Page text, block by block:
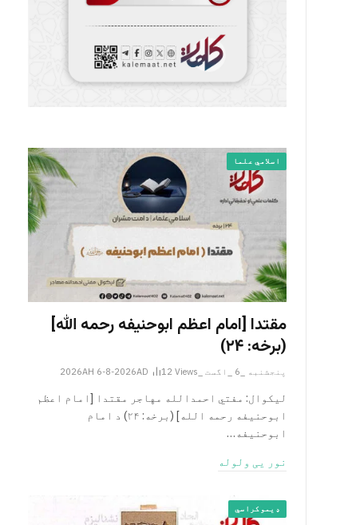
اسلامي علما
مقتدا [امام اعظم ابوحنیفه رحمه الله‎]
(برخه: ۲۴)
پنجشنبه _6 _اگست _2026AH 6-8-2026AD 12 Views
لیکوال: مفتي احمدالله مهاجر مقتدا [امام اعظم
ابوحنیفه رحمه الله‎] (برخه: ۲۴) د امام
ابوحنيفه…
نور یی ولوله
ډیموکراسي